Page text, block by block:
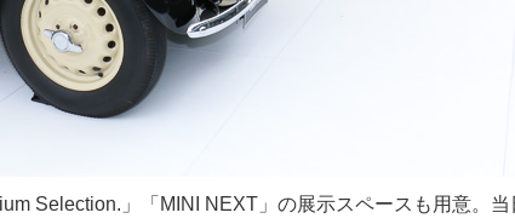
Selection.」「MINI NEXT」の展示スペースも用意。当